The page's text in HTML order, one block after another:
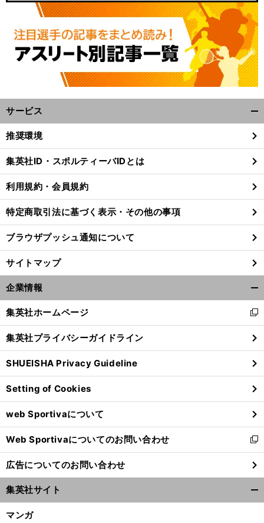
サービス
閉
る
推奨環境
集英社ID・スポルティーバIDとは
利用規約・会員規約
特定商取引法に基づく表示・その他の事項
ブラウザプッシュ通知について
サイトマップ
企業情報
閉
る
集英社ホームページ
新
し
い
ウ
ィ
ン
ド
ウ
で
開
く
集英社プライバシーガイドライン
SHUEISHA Privacy Guideline
Setting of Cookies
web Sportivaについて
Web Sportivaについてのお問い合わせ
新
し
い
ウ
ィ
ン
広告についてのお問い合わせ
集英社サイト
マンガ